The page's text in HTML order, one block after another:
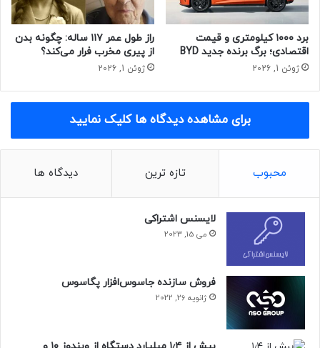
برد ۱۰۰۰ کیلومتری و قیمت
اقتصادی؛ برگ برنده جدید BYD
ژوئن 1, 2026
راز طول عمر ۱۱۷ ساله: چگونه بدن
از پیری مخرب فرار می‌کند؟
ژوئن 1, 2026
برای مشاهده دیدگاه ها کلیک نمایید
محبوب تازه ترین دیدگاه ها
لایسنس اشتراکی
می 15, 2023
فروش سازنده جاسوس‌افزار پگاسوس
ژانویه 26, 2022